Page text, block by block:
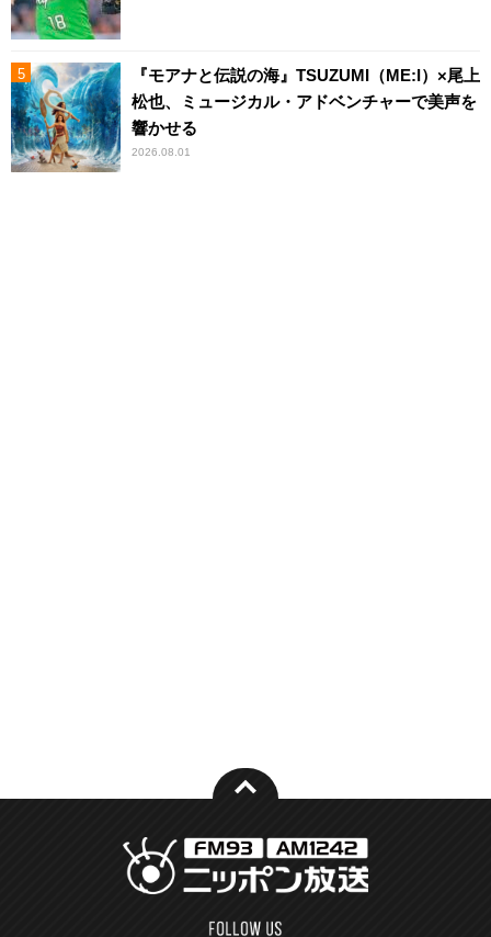
『モアナと伝説の海』TSUZUMI（ME:I）×尾上
松也、ミュージカル・アドベンチャーで美声を
響かせる
2026.08.01